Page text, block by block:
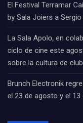
El Festival Terramar
by Sala Joiers a Sergio
La Sala Apolo, en
ciclo de cine este
sobre la cultura de club
Brunch Electronik
el 23 de agosto y el 13